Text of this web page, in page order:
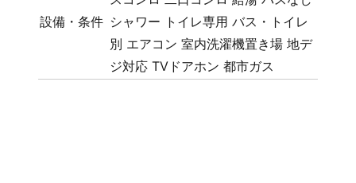
設備・条件 シャワー トイレ専用 バス・トイレ
別 エアコン 室内洗濯機置き場 地デ
ジ対応 TVドアホン 都市ガス